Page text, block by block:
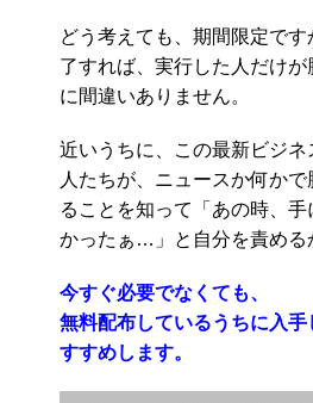
どう考えても、期間限定で
了すれば、実行した人だけが
に間違いありません。
近いうちに、この最新ビジネ
人たちが、ニュースか何か
ることを知って「あの時、手
かったぁ…」と自分を責める
今すぐ必要でなくても、
無料配布しているうちに入
すすめします。